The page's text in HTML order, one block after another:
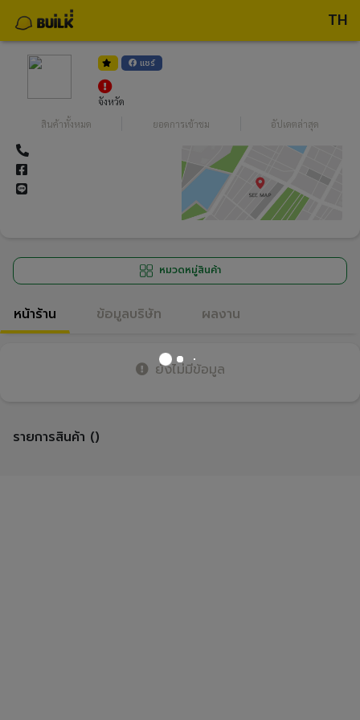
TH
แชร์
จังหวัด
สินค้าทั้งหมด
ยอดการเข้าชม อัปเดตล่าสุด
หมวดหมู่สินค้า
หน้าร้าน ข้อมูลบริษัท ผลงาน
ยังไม่มีข้อมูล
รายการสินค้า ()